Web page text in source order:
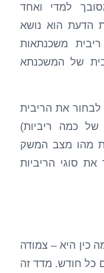
למדי ואחד
הדעת הוא נושא
משכנתאות
של המשכנתא
לבחור את הריבית
של כמה ריביות)
מהו מצב המשק
את סוגי הריביות
כין היא – צמודה
כל חודש. מדד זה